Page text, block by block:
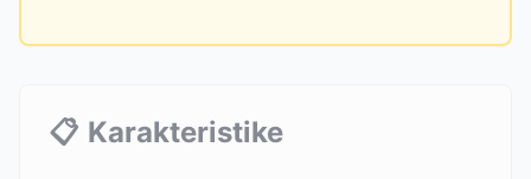
📋 Karakteristike